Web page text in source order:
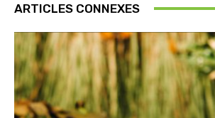
ARTICLES CONNEXES